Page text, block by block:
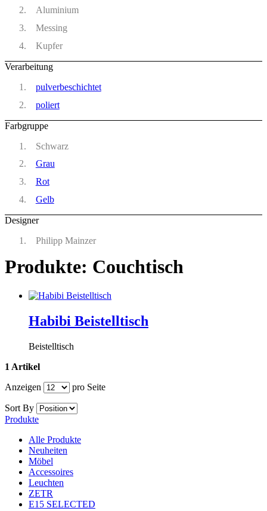
Aluminium
Messing
Kupfer
Verarbeitung
pulverbeschichtet
poliert
Farbgruppe
Schwarz
Grau
Rot
Gelb
Designer
Philipp Mainzer
Produkte: Couchtisch
Habibi Beistelltisch
Beistelltisch
1 Artikel
Anzeigen
pro Seite
Sort By
Produkte
Alle Produkte
Neuheiten
Möbel
Accessoires
Leuchten
ZETR
E15 SELECTED